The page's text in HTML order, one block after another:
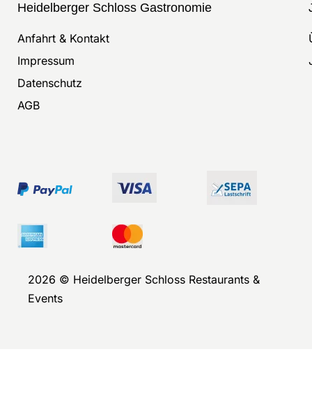
Heidelberger Schloss Gastronomie
Anfahrt & Kontakt
Impressum
Datenschutz
AGB
2026 © Heidelberger Schloss Restaurants &
Events